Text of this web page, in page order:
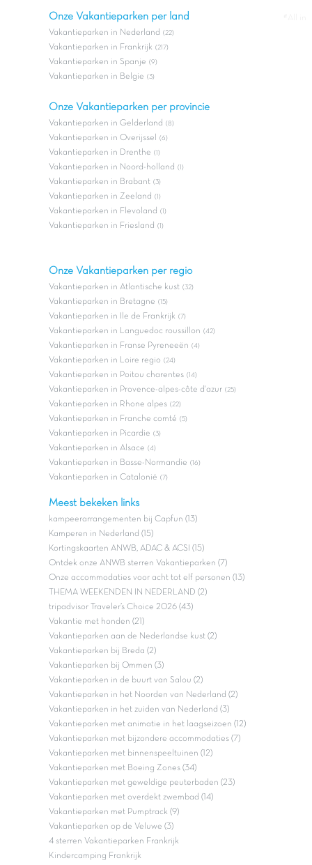
Onze Vakantieparken per land
Vakantieparken in Nederland (22)
Vakantieparken in Frankrijk (217)
Vakantieparken in Spanje (9)
Vakantieparken in Belgie (3)
Onze Vakantieparken per provincie
Vakantieparken in Gelderland (8)
Vakantieparken in Overijssel (6)
Vakantieparken in Drenthe (1)
Vakantieparken in Noord-holland (1)
Vakantieparken in Brabant (3)
Vakantieparken in Zeeland (1)
Vakantieparken in Flevoland (1)
Vakantieparken in Friesland (1)
Onze Vakantieparken per regio
Vakantieparken in Atlantische kust (32)
Vakantieparken in Bretagne (15)
Vakantieparken in Ile de Frankrijk (7)
Vakantieparken in Languedoc roussillon (42)
Vakantieparken in Franse Pyreneeën (4)
Vakantieparken in Loire regio (24)
Vakantieparken in Poitou charentes (14)
Vakantieparken in Provence-alpes-côte d'azur (25)
Vakantieparken in Rhone alpes (22)
Vakantieparken in Franche comté (5)
Vakantieparken in Picardie (3)
Vakantieparken in Alsace (4)
Vakantieparken in Basse-Normandie (16)
Vakantieparken in Catalonië (7)
Meest bekeken links
kampeerarrangementen bij Capfun (13)
Kamperen in Nederland (15)
Kortingskaarten ANWB, ADAC & ACSI (15)
Ontdek onze ANWB sterren Vakantieparken (7)
Onze accommodaties voor acht tot elf personen (13)
THEMA WEEKENDEN IN NEDERLAND (2)
tripadvisor Traveler’s Choice 2026 (43)
Vakantie met honden (21)
Vakantieparken aan de Nederlandse kust (2)
Vakantieparken bij Breda (2)
Vakantieparken bij Ommen (3)
Vakantieparken in de buurt van Salou (2)
Vakantieparken in het Noorden van Nederland (2)
Vakantieparken in het zuiden van Nederland (3)
Vakantieparken met animatie in het laagseizoen (12)
Vakantieparken met bijzondere accommodaties (7)
Vakantieparken met binnenspeeltuinen (12)
Vakantieparken met Boeing Zones (34)
Vakantieparken met geweldige peuterbaden (23)
Vakantieparken met overdekt zwembad (14)
Vakantieparken met Pumptrack (9)
Vakantieparken op de Veluwe (3)
4 sterren Vakantieparken Frankrijk
Kindercamping Frankrijk